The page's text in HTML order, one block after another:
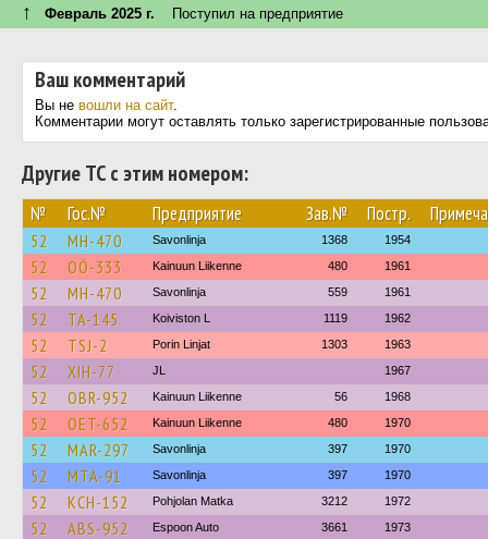
↑ Февраль 2025 г. Поступил на предприятие
Ваш комментарий
Вы не вошли на сайт.
Комментарии могут оставлять только зарегистрированные
Другие ТС с этим номером:
№ Гос.№ Предприятие Зав.№ Постр.
52 MH-470 Savonlinja 1368 1954
52 OÖ-333 Kainuun Liikenne 480 1961
52 MH-470 Savonlinja 559 1961
52 TA-145 Koiviston L 1119 1962
52 TSJ-2 Porin Linjat 1303 1963
52 XIH-77 JL 1967
52 OBR-952 Kainuun Liikenne 56 1968
52 OET-652 Kainuun Liikenne 480 1970
52 MAR-297 Savonlinja 397 1970
52 MTA-91 Savonlinja 397 1970
52 KCH-152 Pohjolan Matka 3212 1972
52 ABS-952 Espoon Auto 3661 1973